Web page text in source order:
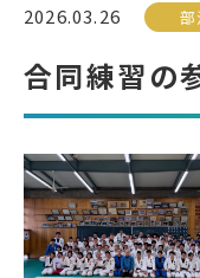
受検生の方へ
年間スケジュール
教科ガイド
保健室より
事務室より
2026.03.26 部
合同練習の